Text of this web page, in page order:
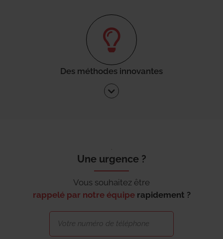
Des méthodes innovantes
Une urgence ?
Vous souhaitez être
rappelé par notre équipe rapidement ?